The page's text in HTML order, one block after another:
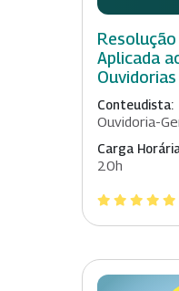
Aplicada
Ouvidorias
Conteudista:
Ouvidoria-
Carga
20h